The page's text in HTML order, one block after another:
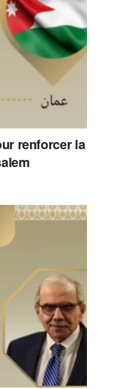
renforcer la